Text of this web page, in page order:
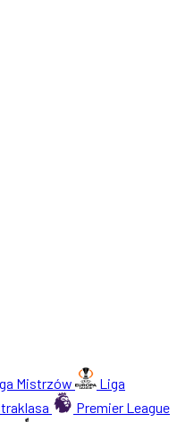
Mistrzów
Liga
Premier League